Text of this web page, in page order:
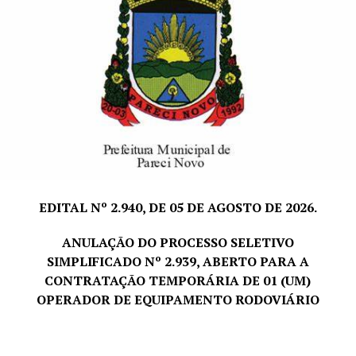
trabalhado.
PRAZO E LOCAL DE INSCRIÇÃO:dias 25; 26; 27; 28 e
29 de maio de 2026, das 07h30min às 11h30min e das
13h às 16h, no Departamento de Pessoal, junto a
Prefeitura Municipal de Pareci Novo, sito à Rua João
Inácio Teixeira, nº 70 – Centro.
Pareci Novo, RS, 21 de maio de 2026.
Prefeita Municipal
EDITAL Nº 2.940, DE 05 DE AGOSTO DE 2026.
ANULAÇÃO DO PROCESSO SELETIVO
SIMPLIFICADO Nº 2.939, ABERTO PARA A
CONTRATAÇÃO TEMPORÁRIA DE 01 (UM)
OPERADOR DE EQUIPAMENTO RODOVIÁRIO